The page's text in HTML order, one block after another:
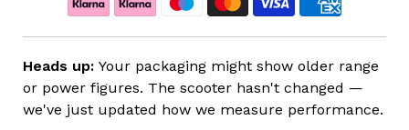
Heads up: Your packaging might show older range
or power figures. The scooter hasn't changed —
we've just updated how we measure performance.